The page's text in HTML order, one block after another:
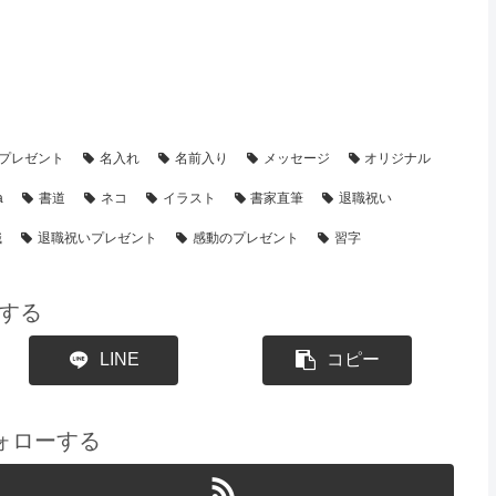
プレゼント 名入れ 名前入り メッセージ オリジナル
書道 ネコ イラスト 書家直筆 退職祝い
退職祝いプレゼント 感動のプレゼント 習字
る
LINE コピー
ローする